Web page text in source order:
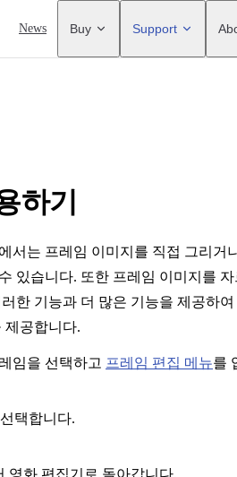
News Buy Support
하기
서는 프레임 이미지를 직접 그리거
있습니다. 또한 프레임 이미지를
한 기능과 더 많은 기능을 제공하
제공합니다.
임을 선택하고 프레임 편집 메뉴를
택합니다.
영화 편집기로 돌아갑니다.